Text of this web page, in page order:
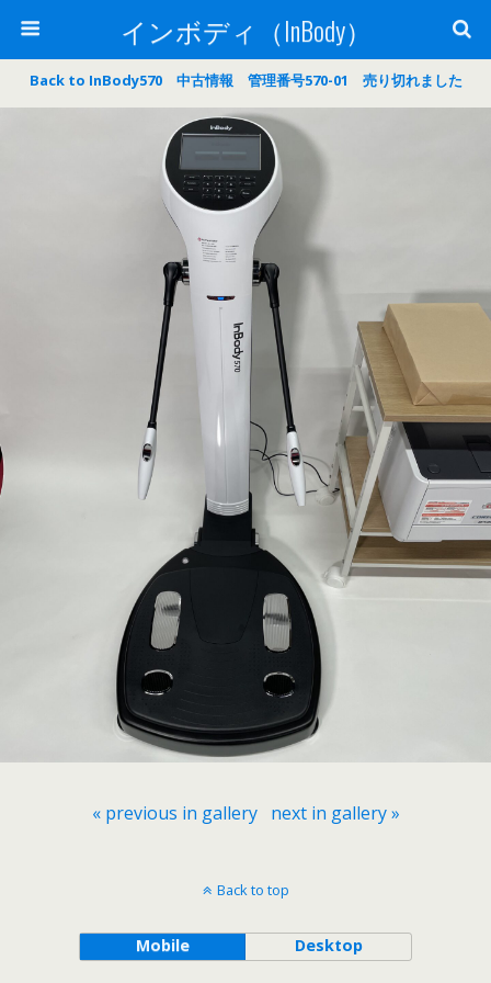
インボディ（InBody）
Back to InBody570 中古情報 管理番号570-01 売り切れました
« previous in gallery next in gallery »
Back to top
Mobile Desktop